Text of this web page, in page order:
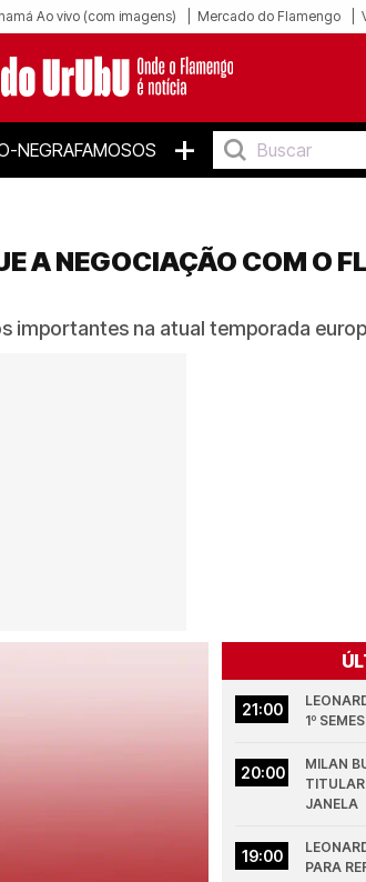
Ao vivo (com imagens) Mercado do Flamengo
NEGRAFAMOSOS +
A NEGOCIAÇÃO COM O
importantes na atual temporada
21:00
1º
20:00
MILAN
JANELA
19:00
PARA